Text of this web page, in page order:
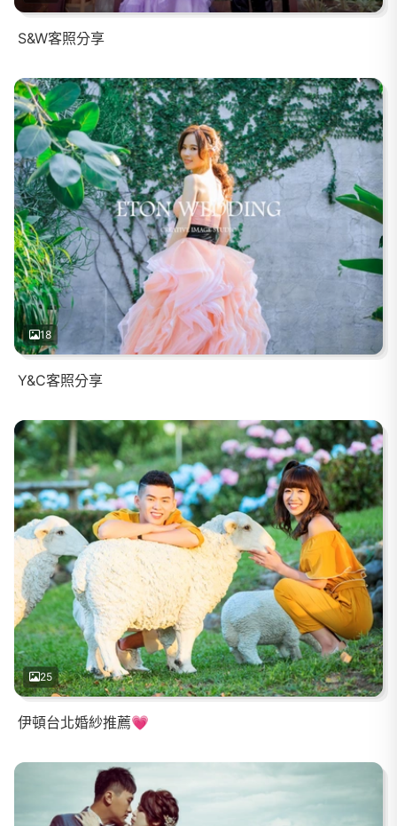
S&W客照分享
18
Y&C客照分享
25
伊頓台北婚紗推薦💗